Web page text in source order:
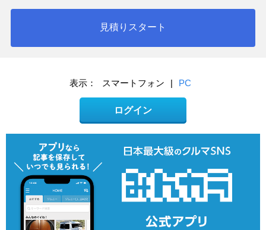
見積りスタート
表示： スマートフォン | PC
ログイン